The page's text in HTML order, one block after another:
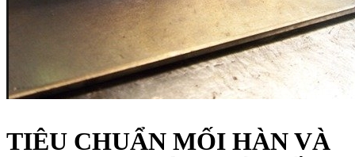
TIÊU CHUẨN MỐI HÀN VÀ